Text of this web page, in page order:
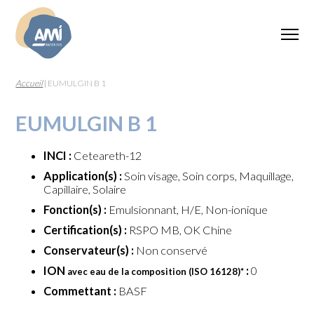
Accueil| EUMULGIN B 1
EUMULGIN B 1
INCI : Ceteareth-12
Application(s) : Soin visage, Soin corps, Maquillage,
Capillaire, Solaire
Fonction(s) : Emulsionnant, H/E, Non-ionique
Certification(s) : RSPO MB, OK Chine
Conservateur(s) : Non conservé
ION avec eau de la composition (ISO 16128)* : 0
Commettant : BASF